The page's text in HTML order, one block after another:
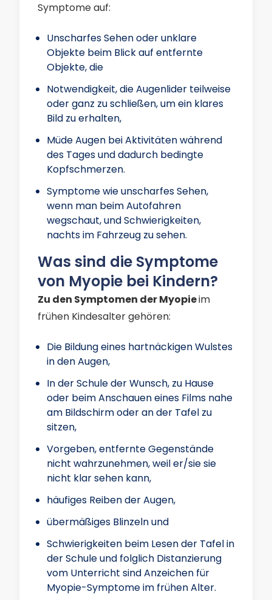
Symptome auf:
Unscharfes Sehen oder unklare
Objekte beim Blick auf entfernte
Objekte, die
Notwendigkeit, die Augenlider teilweise
oder ganz zu schließen, um ein klares
Bild zu erhalten,
Müde Augen bei Aktivitäten während
des Tages und dadurch bedingte
Kopfschmerzen.
Symptome wie unscharfes Sehen,
wenn man beim Autofahren
wegschaut, und Schwierigkeiten,
nachts im Fahrzeug zu sehen.
Was sind die Symptome
von Myopie bei Kindern?
Zu den Symptomen der Myopieim
frühen Kindesaltergehören:
Die Bildung eines hartnäckigen Wulstes
in den Augen,
In der Schule der Wunsch, zu Hause
oder beim Anschauen eines Films nahe
am Bildschirm oder an der Tafel zu
sitzen,
Vorgeben, entfernte Gegenstände
nicht wahrzunehmen, weil er/sie sie
nicht klar sehen kann,
häufiges Reiben der Augen,
übermäßiges Blinzeln und
Schwierigkeiten beim Lesen der Tafel in
der Schule und folglich Distanzierung
vom Unterricht sind Anzeichen für
Myopie-Symptome im frühen Alter.